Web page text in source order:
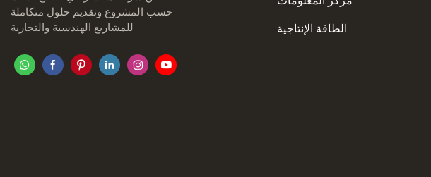
حسب المشروع وتقديم حلول متكاملة
للمشاريع الهندسية والتجارية
الطاقة الإنتاجية